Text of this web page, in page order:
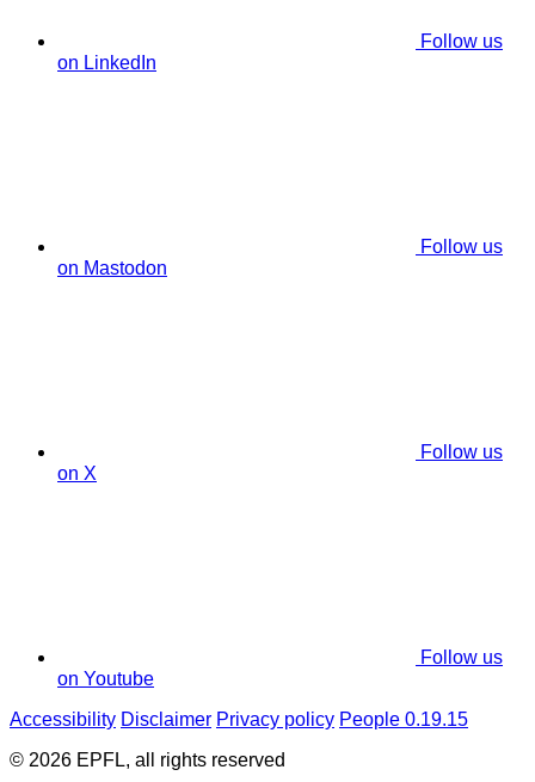
Follow us
on LinkedIn
Follow us
on Mastodon
Follow us
on X
Follow us
on Youtube
Accessibility Disclaimer Privacy policy People 0.19.15
© 2026 EPFL, all rights reserved